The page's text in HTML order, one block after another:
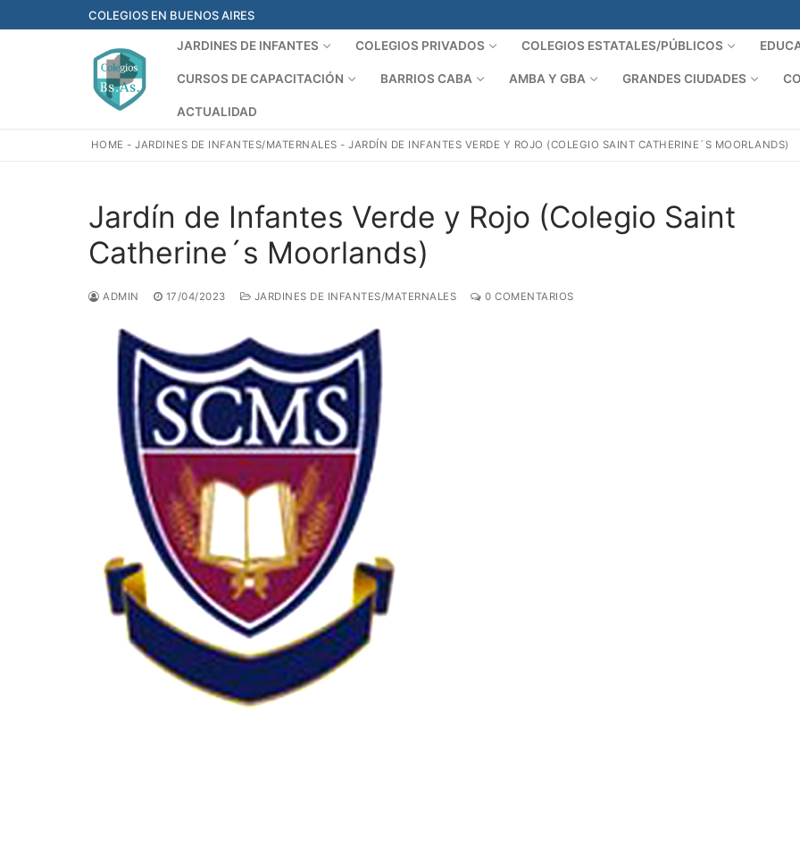
al
COLEGIOS EN BUENOS AIRES
JARDINES DE INFANTES COLEGIOS PRIVADOS COLEGIOS ESTATALES/PÚBLICOS
CURSOS DE CAPACITACIÓN BARRIOS CABA AMBA Y GBA GRANDES CIUDADES
ACTUALIDAD
HOME -JARDINES DE INFANTES/MATERNALES -JARDÍN DE INFANTES VERDE Y ROJO (COLEGIO SAINT CATHERINE´S MOORLANDS)
Jardín de Infantes Verde y Rojo (Colegio Saint
Catherine´s Moorlands)
ADMIN 17/04/2023 JARDINES DE INFANTES/MATERNALES 0 COMENTARIOS